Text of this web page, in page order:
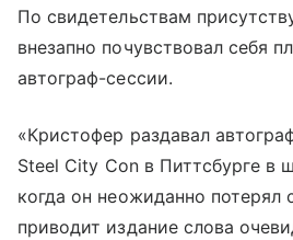
По свидетельствам
внезапно почувствовал себя
автограф-сессии.
«Кристофер раздавал
Steel City Con в Питтсбурге в
когда он неожиданно потерял
приводит издание слова